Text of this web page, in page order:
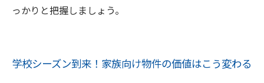
っかりと把握しましょう。
学校シーズン到来！家族向け物件の価値はこう変わる